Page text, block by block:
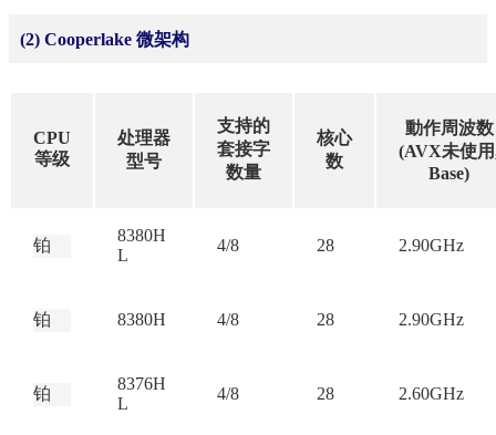
(2) Cooperlake 微架构
CPU
等级
处理器
型号
支持的
套接字
数量
核心
数
動作周波数
(AVX未使
Base)
铂
8380H
L
4/8 28 2.90GHz
铂 8380H 4/8 28 2.90GHz
铂
8376H
L
4/8 28 2.60GHz